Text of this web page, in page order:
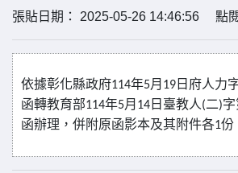
張貼日期： 2025-05-26 14:46:56 點閱
依據彰化縣政府114年5月 19 日府人力
函轉教育部114年5月 14 日臺教人(二)字
函辦理，併附原函影本及其附件各1份